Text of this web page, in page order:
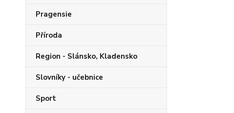
Pragensie
Příroda
Region - Slánsko, Kladensko
Slovníky - učebnice
Sport